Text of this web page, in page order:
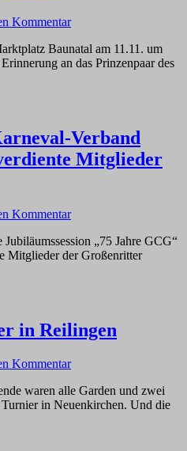
Kommentarauf
Regenten
in
Baunatal am 11.11. um
an das Prinzenpaar des
Verband
Mitglieder
Kommentarauf
des
Karneval-
verdiente
Mitglieder
GCG
„75 Jahre GCG“
Mitglieder der Großenritter
in Reilingen
Kommentarauf
in
Reilingen
waren alle Garden und zwei
in Neuenkirchen. Und die